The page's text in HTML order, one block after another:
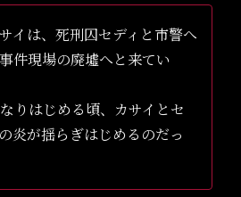
イは、死刑囚セディと市警へ
件現場の廃墟へと来てい
りはじめる頃、カサイとセ
炎が揺らぎはじめるのだっ